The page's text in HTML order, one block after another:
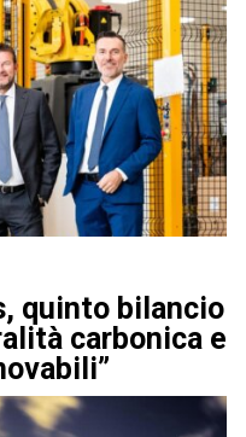
quinto bilancio
carbonica e